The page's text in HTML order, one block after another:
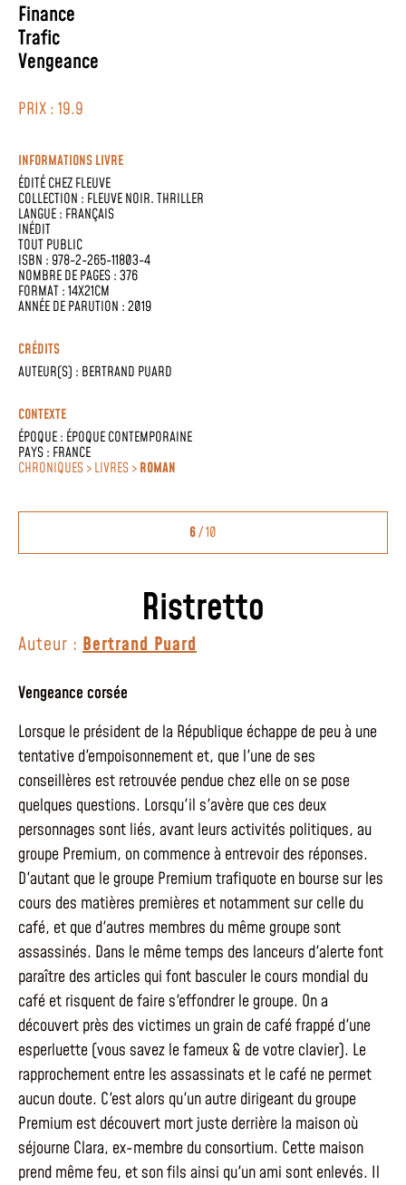
Finance
Trafic
Vengeance
PRIX : 19.9
INFORMATIONS LIVRE
ÉDITÉ CHEZFLEUVE
COLLECTION : FLEUVE NOIR. THRILLER
LANGUE : FRANÇAIS
INÉDIT
TOUT PUBLIC
ISBN : 978-2-265-11803-4
NOMBRE DE PAGES : 376
FORMAT : 14X21CM
ANNÉE DE PARUTION : 2019
CRÉDITS
AUTEUR(S) : BERTRAND PUARD
CONTEXTE
ÉPOQUE : ÉPOQUE CONTEMPORAINE
PAYS : FRANCE
CHRONIQUES > LIVRES >ROMAN
6/ 10
Ristretto
Auteur : Bertrand Puard
Vengeance corsée
Lorsque le président de la République échappe de peu à une
tentative d'empoisonnement et, que l'une de ses
conseillères est retrouvée pendue chez elle on se pose
quelques questions. Lorsqu'il s'avère que ces deux
personnages sont liés, avant leurs activités politiques, au
groupe Premium, on commence à entrevoir des réponses.
D'autant que le groupe Premium trafiquote en bourse sur les
cours des matières premières et notamment sur celle du
café, et que d'autres membres du même groupe sont
assassinés. Dans le même temps des lanceurs d'alerte font
paraître des articles qui font basculer le cours mondial du
café et risquent de faire s'effondrer le groupe. On a
découvert près des victimes un grain de café frappé d'une
esperluette (vous savez le fameux & de votre clavier). Le
rapprochement entre les assassinats et le café ne permet
aucun doute. C'est alors qu'un autre dirigeant du groupe
Premium est découvert mort juste derrière la maison où
séjourne Clara, ex-membre du consortium. Cette maison
prend même feu, et son fils ainsi qu'un ami sont enlevés. Il